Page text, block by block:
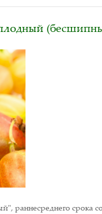
раннесреднего срока